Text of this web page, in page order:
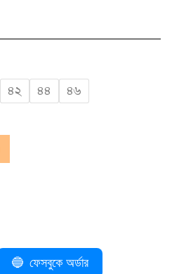
৪২ ৪৪ ৪৬
🔵 ফেসবুকে অর্ডার